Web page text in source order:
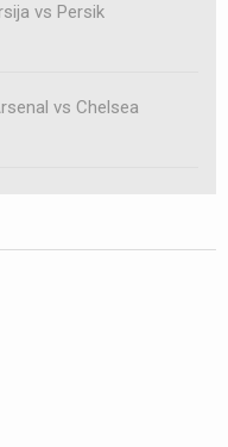
vs Persik
vs Chelsea